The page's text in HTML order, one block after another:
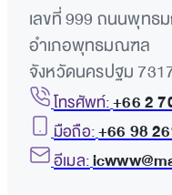
เลขที่ 999 ถนนพุท
อำเภอพุทธมณฑล
จังหวัดนครปฐม
โทรศัพท์:+66 2
มือถือ:+66 98
อีเมล: